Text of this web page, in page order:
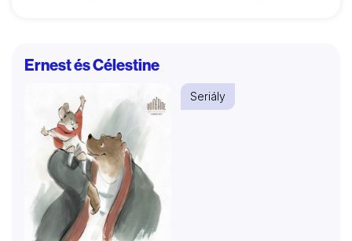
Ernest és Célestine
Seriály